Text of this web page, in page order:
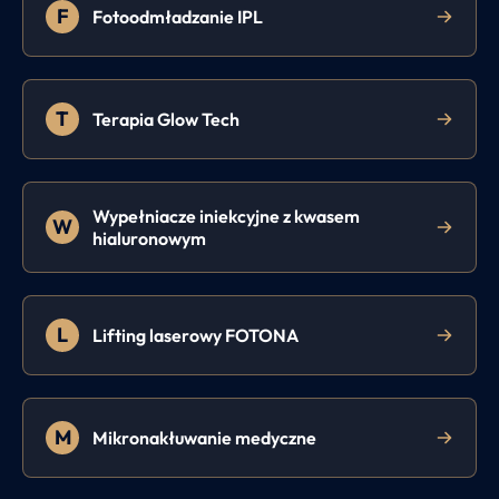
F Fotoodmładzanie IPL
T Terapia Glow Tech
W
Wypełniacze iniekcyjne z kwasem
hialuronowym
L Lifting laserowy FOTONA
M Mikronakłuwanie medyczne